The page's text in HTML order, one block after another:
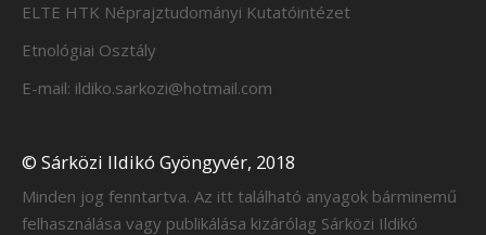
ELTE HTK Néprajztudományi Kutatóintézet
Etnológiai Osztály
E-mail: ildiko.sarkozi@hotmail.com
© Sárközi Ildikó Gyöngyvér, 2018
Minden jog fenntartva. Az itt található anyagok bárminemű
felhasználása vagy publikálása kizárólag Sárközi Ildikó